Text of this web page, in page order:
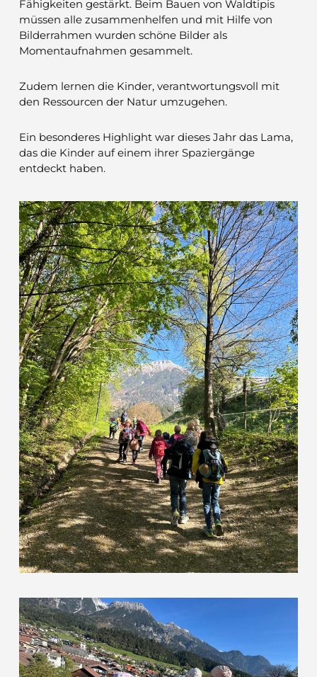
Fähigkeiten gestärkt. Beim Bauen von Waldtipis
müssen alle zusammenhelfen und mit Hilfe von
Bilderrahmen wurden schöne Bilder als
Momentaufnahmen gesammelt.
Zudem lernen die Kinder, verantwortungsvoll mit
den Ressourcen der Natur umzugehen.
Ein besonderes Highlight war dieses Jahr das Lama,
das die Kinder auf einem ihrer Spaziergänge
entdeckt haben.